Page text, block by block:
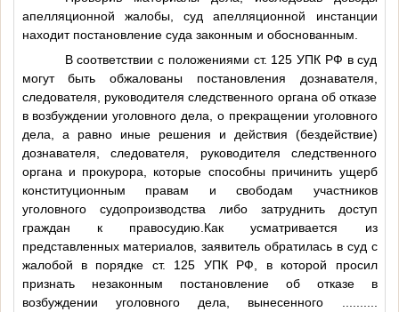
апелляционной жалобы, суд апелляционной инстанции
находит постановление суда законным и обоснованным.
В соответствии с положениями ст. 125 УПК РФ в суд
могут быть обжалованы постановления дознавателя,
следователя, руководителя следственного органа об отказе
в возбуждении уголовного дела, о прекращении уголовного
дела, а равно иные решения и действия (бездействие)
дознавателя, следователя, руководителя следственного
органа и прокурора, которые способны причинить ущерб
конституционным правам и свободам участников
уголовного судопроизводства либо затруднить доступ
граждан к правосудию.Как усматривается из
представленных материалов, заявитель обратилась в суд с
жалобой в порядке ст. 125 УПК РФ, в которой просил
признать незаконным постановление об отказе в
возбуждении уголовного дела, вынесенного